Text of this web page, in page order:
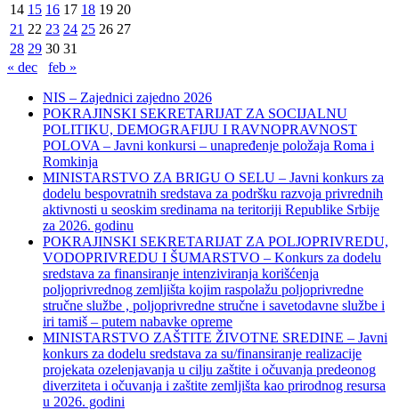
14 15 16 17 18 19 20
21 22 23 24 25 26 27
28 29 30 31
« dec
feb »
NIS – Zajednici zajedno 2026
POKRAJINSKI SEKRETARIJAT ZA SOCIJALNU
POLITIKU, DEMOGRAFIJU I RAVNOPRAVNOST
POLOVA – Javni konkursi – unapređenje položaja Roma i
Romkinja
MINISTARSTVO ZA BRIGU O SELU – Javni konkurs za
dodelu bespovratnih sredstava za podršku razvoja privrednih
aktivnosti u seoskim sredinama na teritoriji Republike Srbije
za 2026. godinu
POKRAJINSKI SEKRETARIJAT ZA POLJOPRIVREDU,
VODOPRIVREDU I ŠUMARSTVO – Konkurs za dodelu
sredstava za finansiranje intenziviranja korišćenja
poljoprivrednog zemljišta kojim raspolažu poljoprivredne
stručne službe , poljoprivredne stručne i savetodavne službe i
iri tamiš ‒ putem nabavke opreme
MINISTARSTVO ZAŠTITE ŽIVOTNE SREDINE – Javni
konkurs za dodelu sredstava za su/finansiranje realizacije
projekata ozelenjavanja u cilju zaštite i očuvanja predeonog
diverziteta i očuvanja i zaštite zemljišta kao prirodnog resursa
u 2026. godini